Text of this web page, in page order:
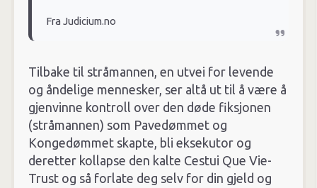
Fra Judicium.no
Tilbake til stråmannen, en utvei for levende
og åndelige mennesker, ser altå ut til å være å
gjenvinne kontroll over den døde fiksjonen
(stråmannen) som Pavedømmet og
Kongedømmet skapte, bli eksekutor og
deretter kollapse den kalte Cestui Que Vie-
Trust og så forlate deg selv for din gjeld og